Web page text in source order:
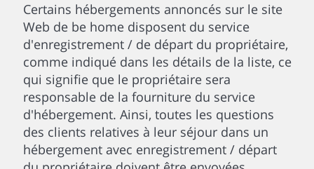
Certains hébergements annoncés sur le site
Web de be home disposent du service
d'enregistrement / de départ du propriétaire,
comme indiqué dans les détails de la liste, ce
qui signifie que le propriétaire sera
responsable de la fourniture du service
d'hébergement. Ainsi, toutes les questions
des clients relatives à leur séjour dans un
hébergement avec enregistrement / départ